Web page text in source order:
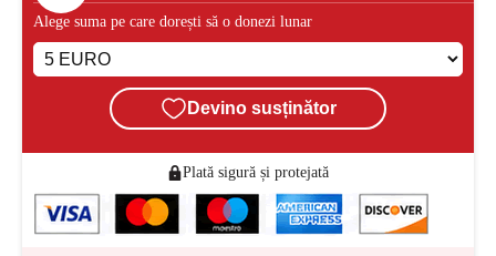
Alege suma pe care dorești să o donezi lunar
Devino susținător
Plată sigură și protejată